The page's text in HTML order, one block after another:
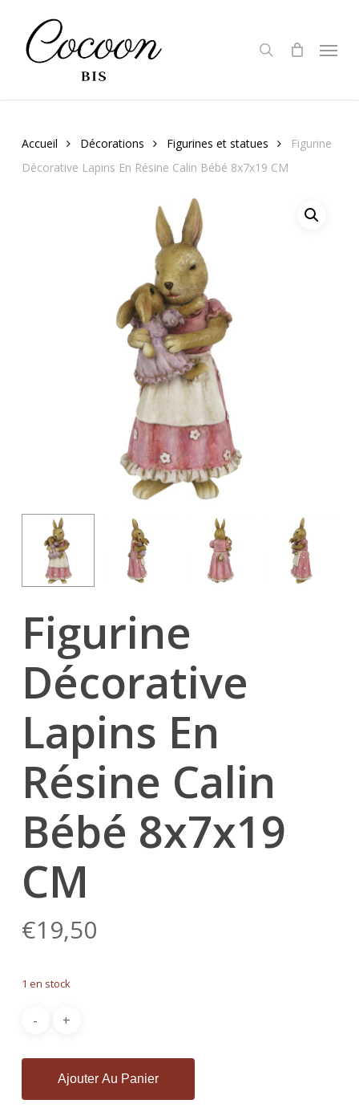
Menu
Accueil Décorations Figurines et statues
Figurine
Décorative Lapins En Résine Calin Bébé 8x7x19 CM
Figurine
Décorative
Lapins En
Résine Calin
Bébé 8x7x19
CM
€19,50
1 en stock
Ajouter Au Panier